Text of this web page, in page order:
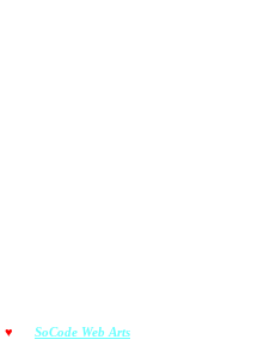
♥ SoCode Web Arts